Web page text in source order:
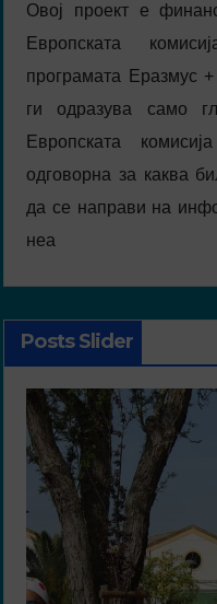
Овој проект е
Европската
програмата Еразмус
ги одразува само
Европската
одговорна за каква
да се направи на
неа
Posts Slider